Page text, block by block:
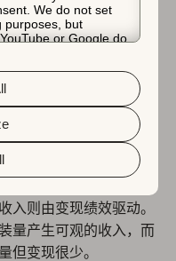
We do not set
purposes, but
or Google do.
data and the
our
your cookie settings
button.
现信号，
是“总额”排行榜行为）
入则由变现绩效驱动。
量产生可观的收入，而
但变现很少。